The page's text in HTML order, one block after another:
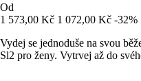
Od
1 573,00 Kč 1 072,00 Kč -32%
Vydej se jednoduše na svou
Sl2 pro ženy. Vytrvej až do